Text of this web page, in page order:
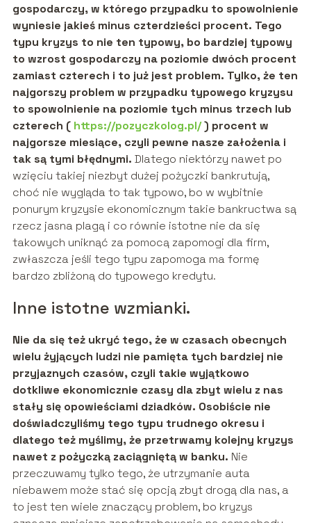
gospodarczy, w którego przypadku to spowolnienie
wyniesie jakieś minus czterdzieści procent. Tego
typu kryzys to nie ten typowy, bo bardziej typowy
to wzrost gospodarczy na poziomie dwóch procent
zamiast czterech i to już jest problem. Tylko, że ten
najgorszy problem w przypadku typowego kryzysu
to spowolnienie na poziomie tych minus trzech lub
czterech ( https://pozyczkolog.pl/) procent w
najgorsze miesiące, czyli pewne nasze założenia i
tak są tymi błędnymi. Dlatego niektórzy nawet po
wzięciu takiej niezbyt dużej pożyczki bankrutują,
choć nie wygląda to tak typowo, bo w wybitnie
ponurym kryzysie ekonomicznym takie bankructwa są
rzecz jasna plagą i co równie istotne nie da się
takowych uniknąć za pomocą zapomogi dla firm,
zwłaszcza jeśli tego typu zapomoga ma formę
bardzo zbliżoną do typowego kredytu.
Inne istotne wzmianki.
Nie da się też ukryć tego, że w czasach obecnych
wielu żyjących ludzi nie pamięta tych bardziej nie
przyjaznych czasów, czyli takie wyjątkowo
dotkliwe ekonomicznie czasy dla zbyt wielu z nas
stały się opowieściami dziadków. Osobiście nie
doświadczyliśmy tego typu trudnego okresu i
dlatego też myślimy, że przetrwamy kolejny kryzys
nawet z pożyczką zaciągniętą w banku. Nie
przeczuwamy tylko tego, że utrzymanie auta
niebawem może stać się opcją zbyt drogą dla nas, a
to jest ten wiele znaczący problem, bo kryzys